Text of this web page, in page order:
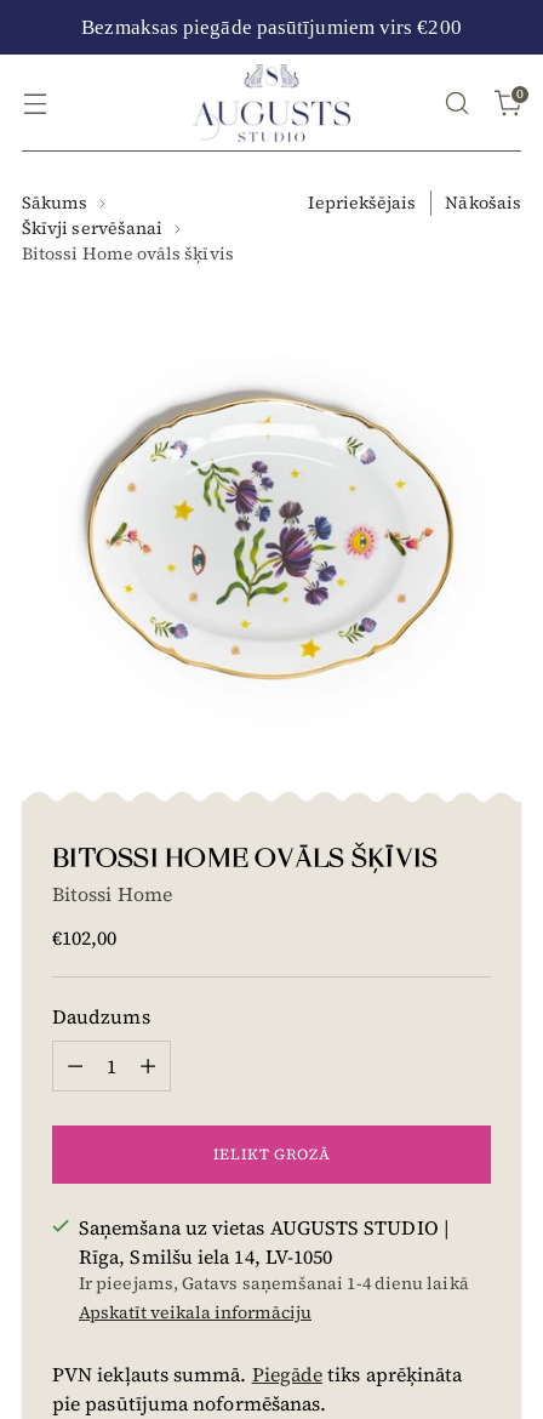
Bezmaksas piegāde pasūtījumiem virs €200
0
Sākums
Škīvji servēšanai
Bitossi Home ovāls šķīvis
Iepriekšējais Nākošais
BITOSSI HOME OVĀLS ŠĶĪVIS
Bitossi Home
Cena
€102,00
Daudzums
Daudzums
IELIKT GROZĀ
Saņemšana uz vietas AUGUSTS STUDIO |
Rīga, Smilšu iela 14, LV-1050
Ir pieejams, Gatavs saņemšanai 1-4 dienu laikā
Apskatīt veikala informāciju
PVN iekļauts summā. Piegādetiks aprēķināta
pie pasūtījuma noformēšanas.